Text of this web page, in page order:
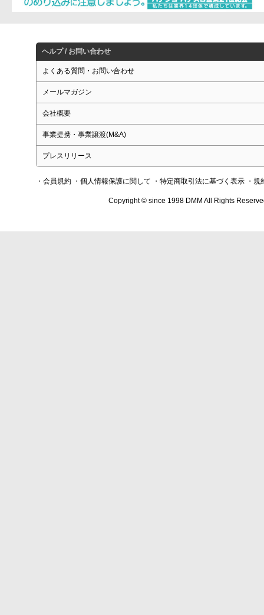
ヘルプ / お問い合わせ
よくある質問・お問い合わせ
メールマガジン
会社概要
事業提携・事業譲渡(M&A)
プレスリリース
・会員規約 ・個人情報保護に関して ・特定商取引法に基づく表示 ・規
Copyright © since 1998 DMM All Rights